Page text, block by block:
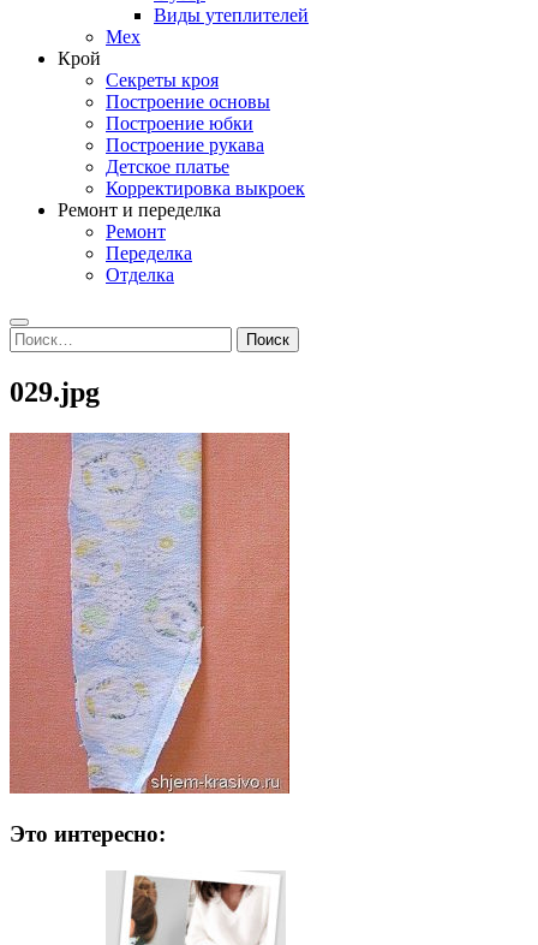
Виды утеплителей
Мех
Крой
Секреты кроя
Построение основы
Построение юбки
Построение рукава
Детское платье
Корректировка выкроек
Ремонт и переделка
Ремонт
Переделка
Отделка
Search
Найти:
029.jpg
Это интересно: